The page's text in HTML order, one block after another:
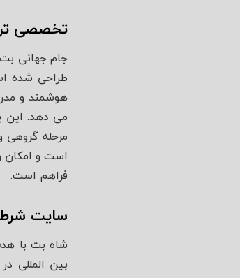
تخصصی
جام جهانی بت به عنوان
طراحی شده
هوشمند و
می‌ دهد. این
مرحله گروهی
است و امکان
فراهم است.
سایت
شاه بت با
بین‌ المللی